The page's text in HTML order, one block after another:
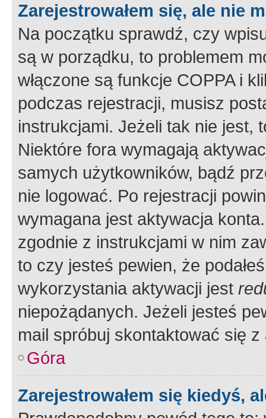
Zarejestrowałem się, ale nie
Na początku sprawdź, czy
są w porządku, to problemem
włączone są funkcje COPPA i
podczas rejestracji, musisz
instrukcjami. Jeżeli tak nie jest,
Niektóre fora wymagają
samych użytkowników, bądź
nie logować. Po rejestracji
wymagana jest aktywacja
zgodnie z instrukcjami w nim
to czy jesteś pewien, że
wykorzystania aktywacji jest
niepożądanych. Jeżeli jesteś
mail spróbuj skontaktować się
Góra
Zarejestrowałem się kiedyś,